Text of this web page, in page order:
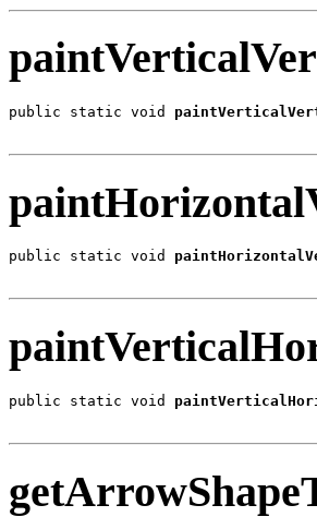
public static void
public static void
public static void